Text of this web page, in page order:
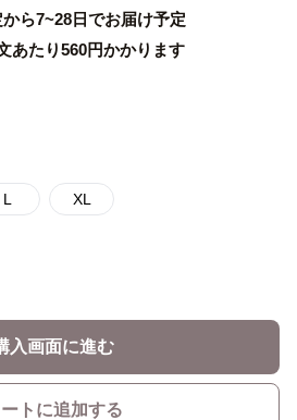
ら7~28日でお届け予定
あたり560円かかります
L XL
入画面に進む
トに追加する